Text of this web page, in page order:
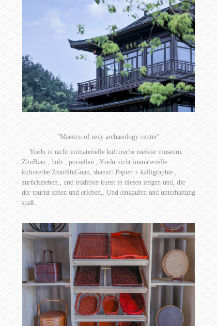
"Maestro of rexy archaeology center"
YueJu in nicht immaterielle kulturerbe meister museum,
ZhuBian., holz., porzellan., YueJu nicht immaterielle
kulturerbe ZhanShiGuan, shanxi! Papier + kalligraphie.,
zurückziehen., und tradition kunst in diesen zeigen und, die
der tourist sehen und erleben,. Und einkaufen und unterhaltung
spaß.